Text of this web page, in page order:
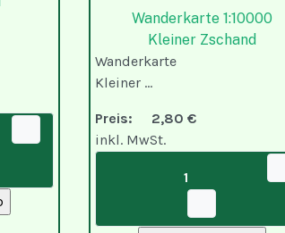
Wanderkarte 1:10000
Kleiner Zschand
Wanderkarte
Kleiner ...
Preis:
2,80 €
inkl. MwSt.